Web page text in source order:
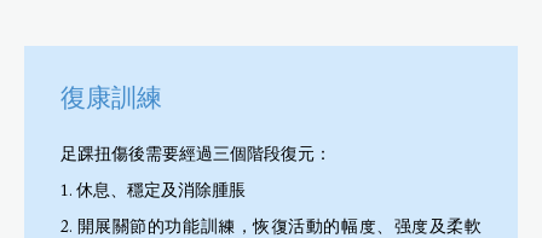
復康訓練
足踝扭傷後需要經過三個階段復元：
1. 休息、穩定及消除腫脹
2. 開展關節的功能訓練，恢復活動的幅度、强度及柔軟